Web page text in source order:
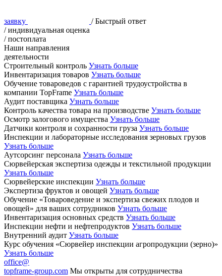
заявку
/ Быстрый ответ
/ индивидуальная оценка
/ постоплата
Наши направления
деятельности
Строительный контроль Узнать больше
Инвентаризация товаров Узнать больше
Обучение товароведов с гарантией трудоустройства в
компании TopFrame Узнать больше
Аудит поставщика Узнать больше
Контроль качества товара на производстве Узнать больше
Осмотр залогового имущества Узнать больше
Датчики контроля и сохранности груза Узнать больше
Инспекции и лабораторные исследования зерновых грузов
Узнать больше
Аутсорсинг персонала Узнать больше
Сюрвейерская экспертиза одежды и текстильной продукции
Узнать больше
Сюрвейерские инспекции Узнать больше
Экспертиза фруктов и овощей Узнать больше
Обучение «Товароведение и экспертиза свежих плодов и
овощей» для ваших сотрудников Узнать больше
Инвентаризация основных средств Узнать больше
Инспекции нефти и нефтепродуктов Узнать больше
Внутренний аудит Узнать больше
Курс обучения «Сюрвейер инспекции агропродукции (зерно)»
Узнать больше
office@
topframe-group.com Мы открыты для сотрудничества